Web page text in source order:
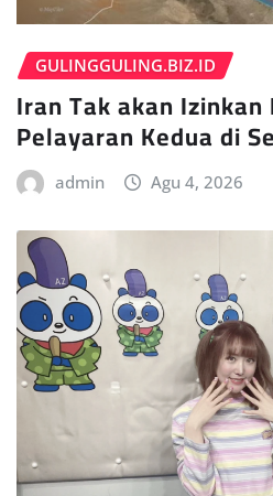
GULINGGULING.BIZ.ID
Iran Tak akan
Pelayaran Kedua di
admin Agu 4, 2026